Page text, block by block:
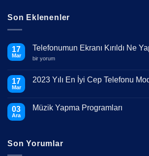
Son Eklenenler
17
Mar
Telefonumun Ekranı Kırıldı Ne
Telefonumun
Ne
Yapmalıyım?
bir yorum
17
Mar
2023 Yılı En İyi Cep Telefonu
Yılı
Hangileri?
03
Ara
Müzik Yapma Programları
Programları
Son Yorumlar